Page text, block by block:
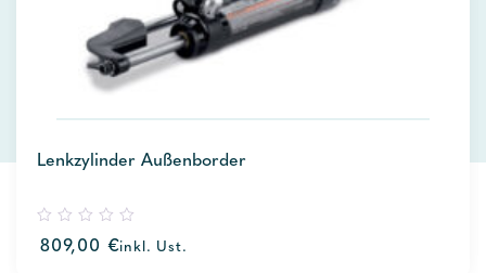
Lenkzylinder Außenborder
out
809,00 €inkl. Ust.